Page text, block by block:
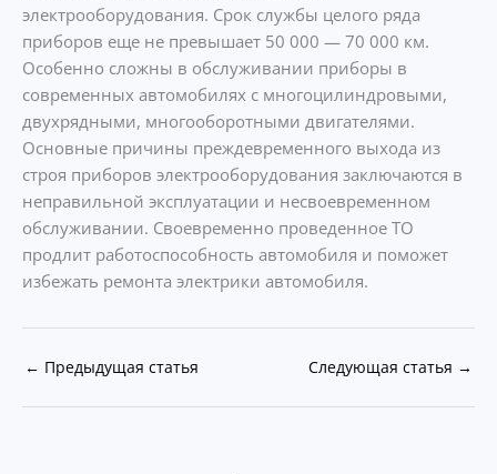
электрооборудования. Срок службы целого ряда
приборов еще не превышает 50 000 — 70 000 км.
Особенно сложны в обслуживании приборы в
современных автомобилях с многоцилиндровыми,
двухрядными, многооборотными двигателями.
Основные причины преждевременного выхода из
строя приборов электрооборудования заключаются в
неправильной эксплуатации и несвоевременном
обслуживании. Своевременно проведенное ТО
продлит работоспособность автомобиля и поможет
избежать ремонта электрики автомобиля.
← Предыдущая статья Следующая статья →